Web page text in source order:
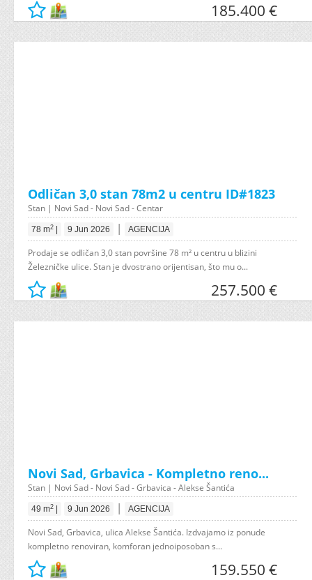
185.400 €
Odličan 3,0 stan 78m2 u centru ID#1823
Stan | Novi Sad - Novi Sad - Centar
78 m2 9 Jun 2026 | AGENCIJA
Prodaje se odličan 3,0 stan površine 78 m² u centru u blizini
Železničke ulice. Stan je dvostrano orijentisan, što mu o...
257.500 €
Novi Sad, Grbavica - Kompletno reno...
Stan | Novi Sad - Novi Sad - Grbavica - Alekse Šantića
49 m2 9 Jun 2026 | AGENCIJA
Novi Sad, Grbavica, ulica Alekse Šantića. Izdvajamo iz ponude
kompletno renoviran, komforan jednoiposoban s...
159.550 €